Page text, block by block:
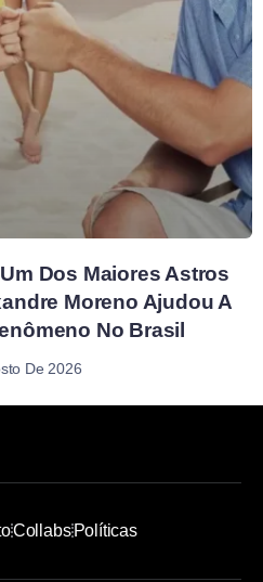
Dos Maiores Astros
Moreno Ajudou A
No Brasil
De 2026
CollabsPolíticas